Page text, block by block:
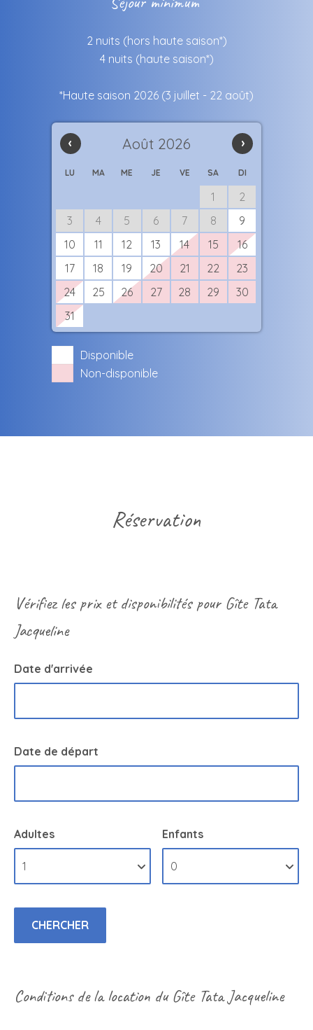
2 nuits (hors haute saison*)
4 nuits (haute saison*)
*Haute saison 2026 (3 juillet - 22 août)
‹ ›
Août 2026
LU MA ME JE VE SA DI
1
2
3
4 5 6 7 8
9
10
11 12 13 14 15
16
17
18 19 20 21 22
23
24
25 26 27 28 29
30
31
Disponible
Non-disponible
Réservation
Vérifiez les prix et disponibilités pour Gîte Tata
Jacqueline
Date d'arrivée
Date de départ
Adultes Enfants
Conditions de la location du Gîte Tata Jacqueline